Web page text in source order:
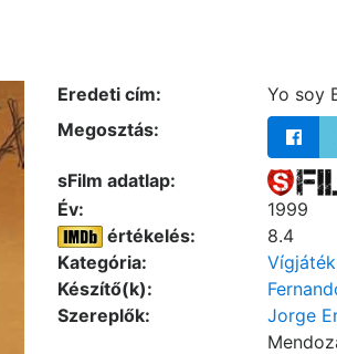
Eredeti cím:
Yo soy
Megosztás:
sFilm adatlap:
Év:
1999
értékelés:
8.4
Kategória:
Vígjáték
Készítő(k):
Szereplők:
Jorge